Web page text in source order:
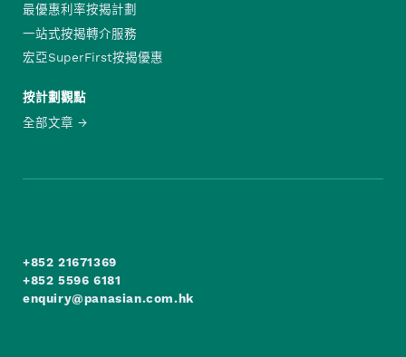
最優惠利率按揭計劃
一站式按揭轉介服務
宏亞SuperFirst按揭優惠
按計劃觀點
全部文章
+852 21671369
+852 5596 6181
enquiry@panasian.com.hk